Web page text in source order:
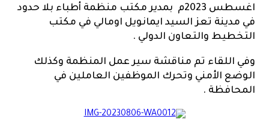
اغسطس 2023م بمدير مكتب منظمة أطباء بلا حدود
في مدينة تعز السيد ايمانويل اومالي في مكتب
التخطيط والتعاون الدولي .
وفي اللقاء تم مناقشة سير عمل المنظمة وكذلك
الوضع الأمني وتحرك الموظفين العاملين في
المحافظة .